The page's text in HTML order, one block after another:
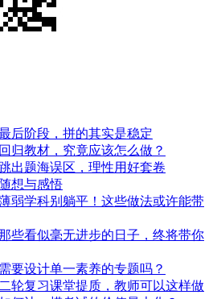
后阶段，拼的其实是稳定
归教材，究竟应该怎么做？
出题海误区，理性用好套卷
想与感悟
弱学科别躺平！这些做法或许能带
些看似毫无进步的日子，终将带你
要设计单一素养的专题吗？
轮复习课堂提质，教师可以这样做